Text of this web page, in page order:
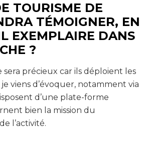
TOURISME DE
TÉMOIGNER, EN
EXEMPLAIRE DANS
?
sera précieux car ils déploient les
viens d’évoquer, notamment via
d’une plate-forme
bien la mission du
l’activité.